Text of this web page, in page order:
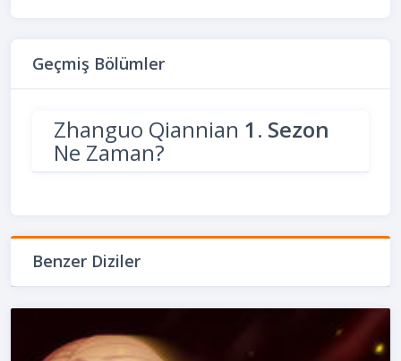
Geçmiş Bölümler
Zhanguo Qiannian 1. Sezon
Ne Zaman?
Benzer Diziler